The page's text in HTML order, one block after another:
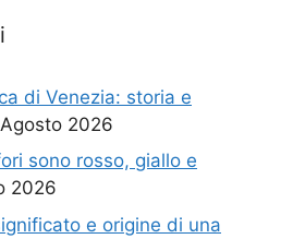
di Venezia: storia e
2026
sono rosso, giallo e
2026
e origine di una